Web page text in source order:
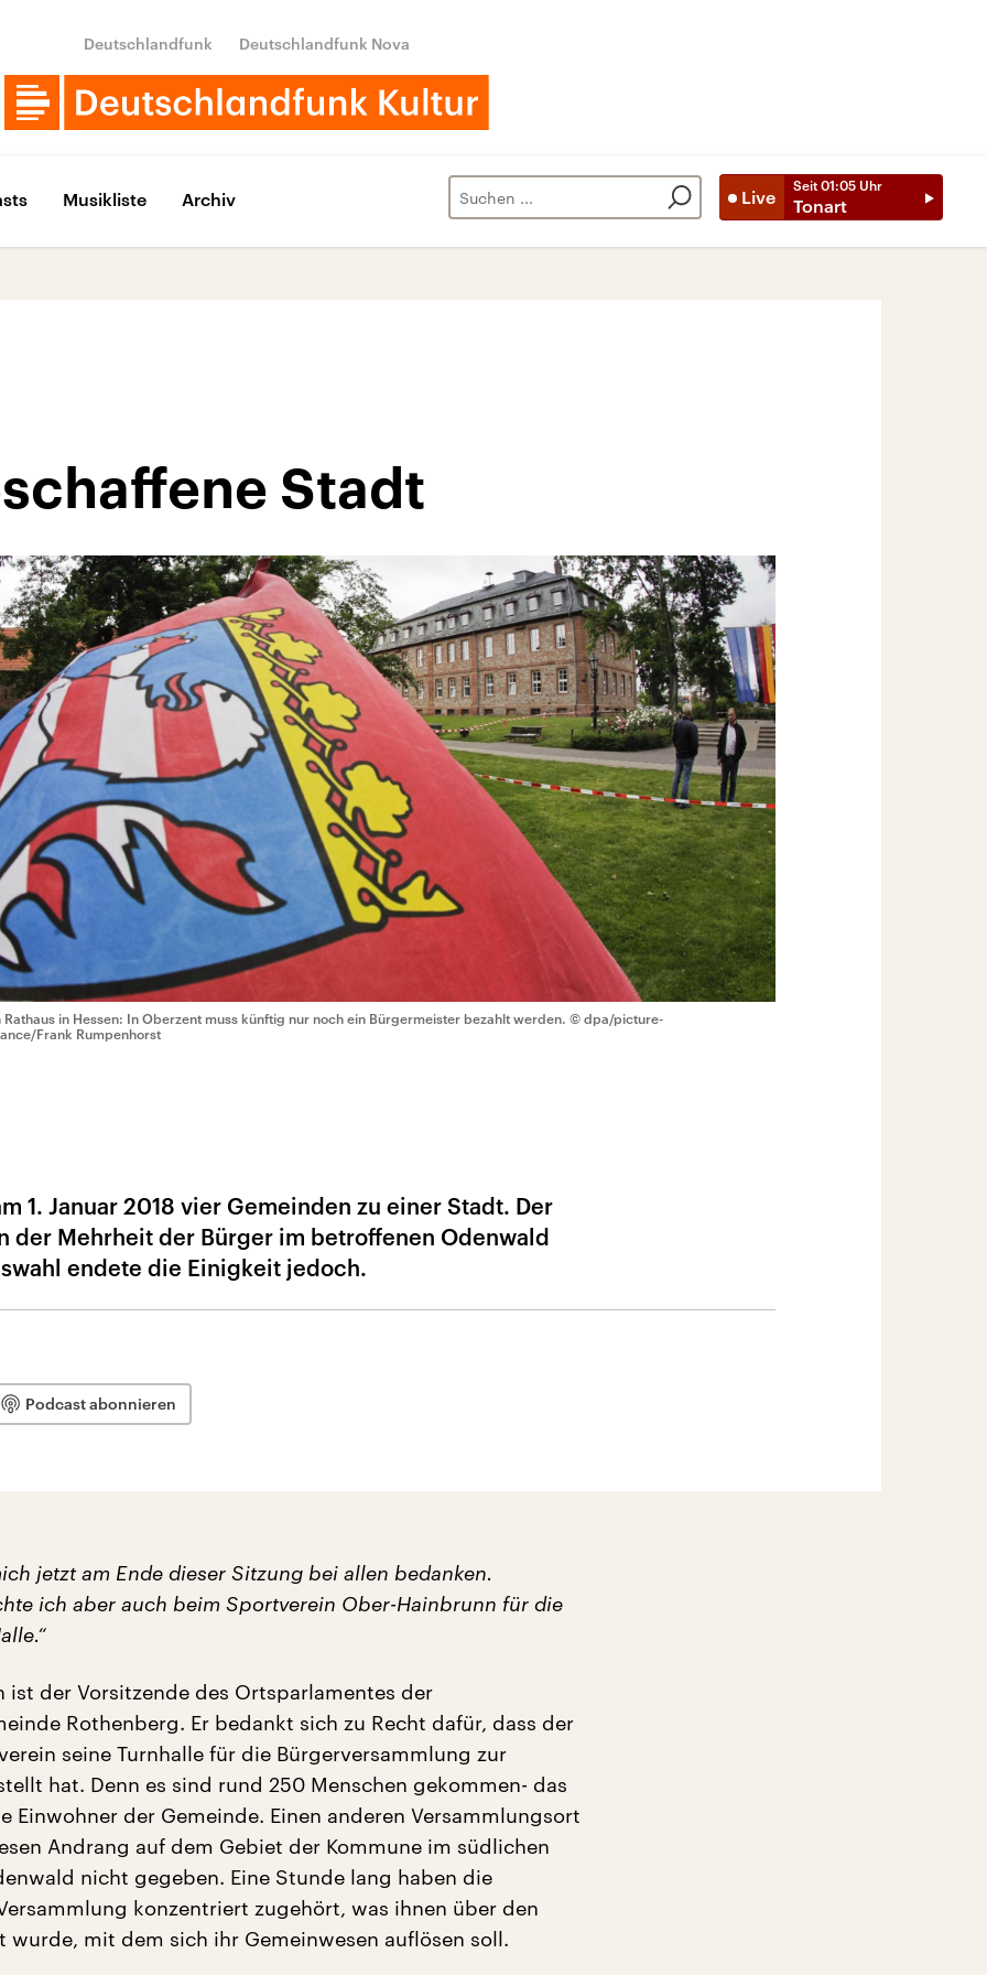
Deutschlandfunk Deutschlandfunk Nova
Live
Seit 01:05 Uhr
Tonart
Musikliste Archiv
Stadt
Rathaus in Hessen: In Oberzent muss künftig nur noch ein Bürgermeister bezahlt werden. © dpa/picture-
Frank Rumpenhorst
1. Januar 2018 vier Gemeinden zu einer Stadt. Der
der Mehrheit der Bürger im betroffenen Odenwald
endete die Einigkeit jedoch.
Podcast abonnieren
jetzt am Ende dieser Sitzung bei allen bedanken.
ich aber auch beim Sportverein Ober-Hainbrunn für die
ist der Vorsitzende des Ortsparlamentes der
Rothenberg. Er bedankt sich zu Recht dafür, dass der
seine Turnhalle für die Bürgerversammlung zur
hat. Denn es sind rund 250 Menschen gekommen- das
Einwohner der Gemeinde. Einen anderen Versammlungsort
Andrang auf dem Gebiet der Kommune im südlichen
nicht gegeben. Eine Stunde lang haben die
konzentriert zugehört, was ihnen über den
wurde, mit dem sich ihr Gemeinwesen auflösen soll.